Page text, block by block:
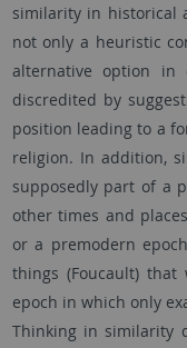
similarity in historical
not only a heuristic
alternative option
discredited by
position leading to a
religion. In addition,
supposedly part of a
other times and
or a premodern
things (Foucault)
epoch in which only
Thinking in similarity